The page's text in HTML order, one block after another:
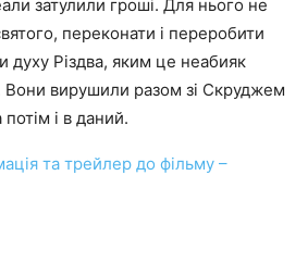
затулили гроші. Для нього не
переконати і переробити
Різдва, яким це неабияк
Вони вирушили разом зі Скруджем
і в даний.
та трейлер до фільму –